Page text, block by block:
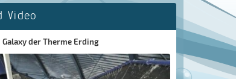
Video
Galaxy der Therme Erding